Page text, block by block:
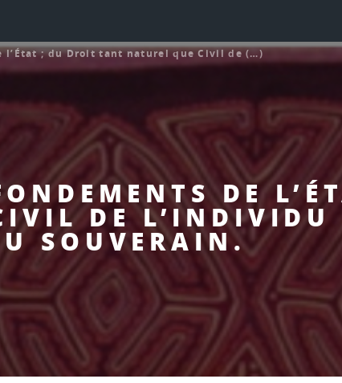
DE
DE
SOUVERAIN.
l’État ; du Droit tant naturel que Civil de (…)